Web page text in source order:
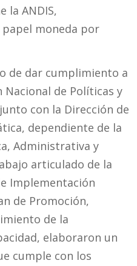
la ANDIS,
moneda por
de dar cumplimiento a
de Políticas y
con la Dirección de
dependiente de la
Administrativa y
articulado de la
Implementación
de Promoción,
de la
elaboraron un
cumple con los